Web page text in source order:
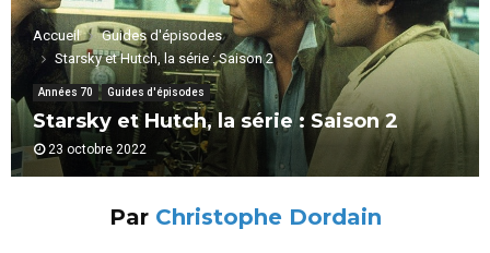
Accueil
Guides d'épisodes
Starsky et Hutch, la série : Saison 2
Années 70 Guides d'épisodes
Starsky et Hutch, la série : Saison 2
23 octobre 2022
Par Christophe Dordain